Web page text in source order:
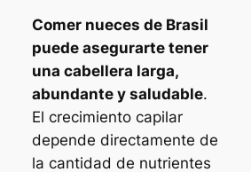
Comer nueces de Brasil
puede asegurarte tener
una cabellera larga,
abundante y saludable.
El crecimiento capilar
depende directamente de
la cantidad de nutrientes